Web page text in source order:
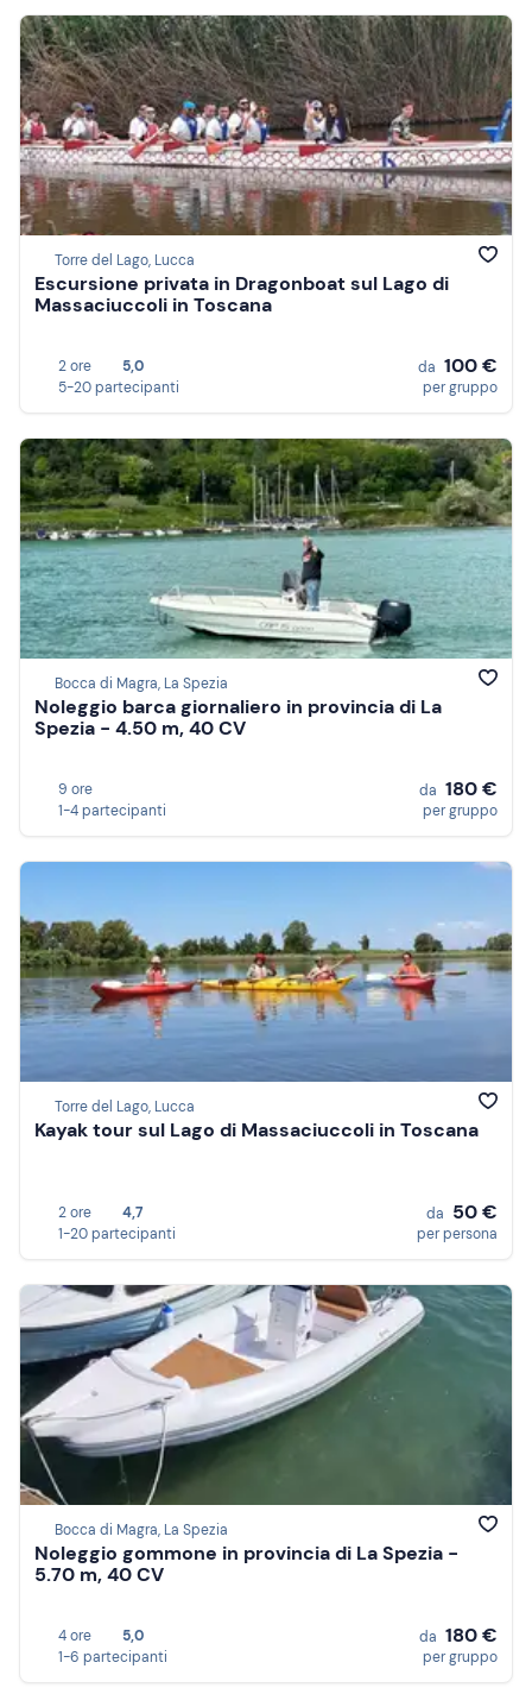
Torre del Lago, Lucca
Escursione privata in Dragonboat sul Lago di
Massaciuccoli in Toscana
2 ore
5,0
5-20 partecipanti
da 100 €
per gruppo
Bocca di Magra, La Spezia
Noleggio barca giornaliero in provincia di La
Spezia - 4.50 m, 40 CV
9 ore
1-4 partecipanti
da 180 €
per gruppo
Torre del Lago, Lucca
Kayak tour sul Lago di Massaciuccoli in Toscana
2 ore
4,7
1-20 partecipanti
da 50 €
per persona
Bocca di Magra, La Spezia
Noleggio gommone in provincia di La Spezia -
5.70 m, 40 CV
4 ore
5,0
1-6 partecipanti
da 180 €
per gruppo